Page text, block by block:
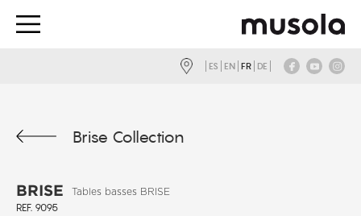
ES EN FR DE
Brise Collection
BRISE Tables basses BRISE
REF. 9095